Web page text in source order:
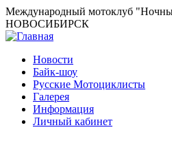
Перейти
к
основному
Международный мотоклуб
НОВОСИБИРСК
Основная
навигация
Новости
Байк-шоу
Русские Мотоциклисты
Галерея
Информация
Личный кабинет